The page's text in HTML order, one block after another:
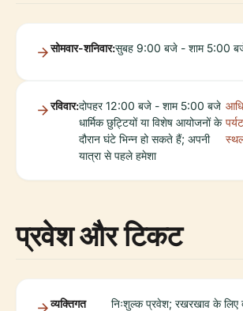
सोमवार-शनिवार:सुबह 9:00 बजे - शाम 5:00
रविवार:दोपहर 12:00 बजे - शाम 5:00 बजे
धार्मिक छुट्टियों या विशेष आयोजनों के
दौरान घंटे भिन्न हो सकते हैं; अपनी
यात्रा से पहले हमेशा
प्रवेश और टिकट
व्यक्तिगत
निःशुल्क प्रवेश; रखरखाव के लिए